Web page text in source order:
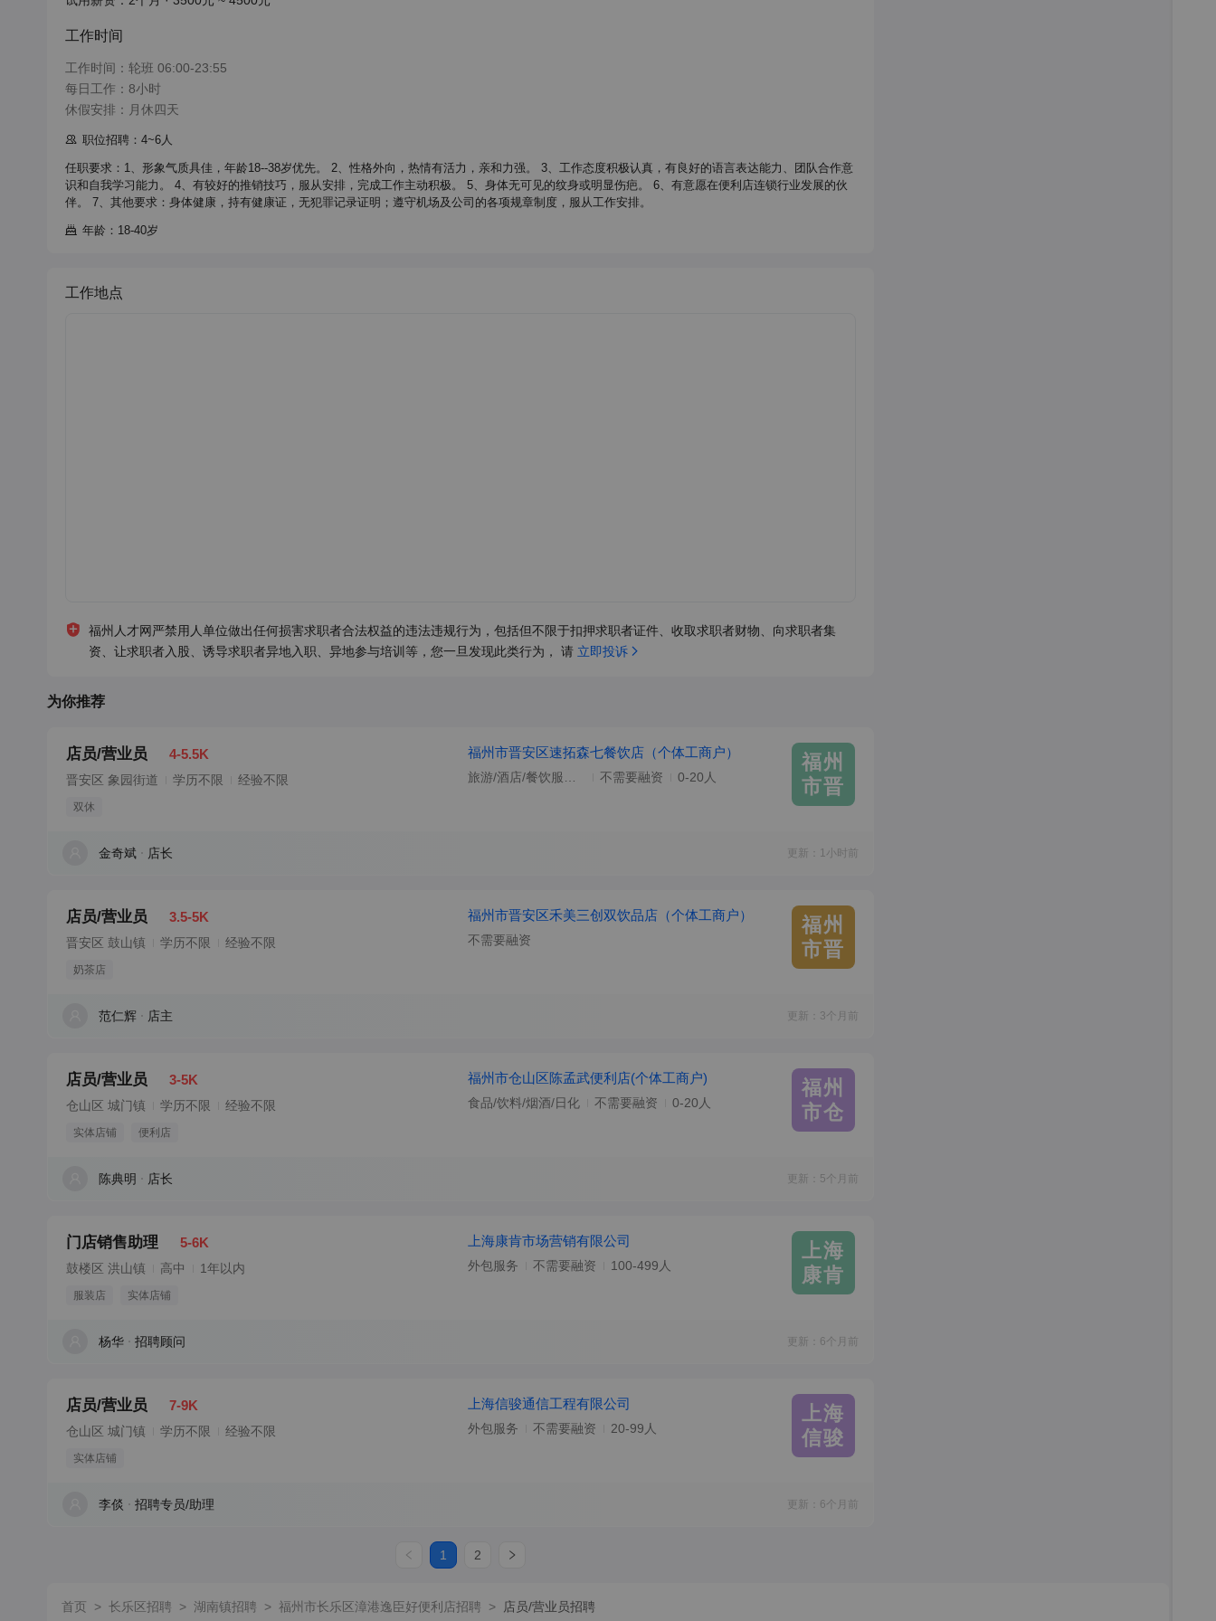
工作时间
工作时间：轮班 06:00-23:55
每日工作：8小时
休假安排：月休四天
职位招聘：4~6人
任职要求：1、形象气质具佳，年龄18--38岁优先。 2、性格外向，热情有活力，亲和力强。 3、工作态度积极认真，有良好的语言表达能力、团队合作意
识和自我学习能力。 4、有较好的推销技巧，服从安排，完成工作主动积极。 5、身体无可见的纹身或明显伤疤。 6、有意愿在便利店连锁行业发展的伙
伴。 7、其他要求：身体健康，持有健康证，无犯罪记录证明；遵守机场及公司的各项规章制度，服从工作安排。
年龄：18-40岁
工作地点
福州人才网严禁用人单位做出任何损害求职者合法权益的违法违规行为，包括但不限于扣押求职者证件、收取求职者财物、向求职者集
资、让求职者入股、诱导求职者异地入职、异地参与培训等，您一旦发现此类行为， 请 立即投诉
为你推荐
店员/营业员 4-5.5K
晋安区 象园街道 学历不限 经验不限
双休
福州市晋安区速拓森七餐饮店（个体工商户）
不需要融资 0-20人
福州
市晋
金奇斌 店长 更新：1小时前
店员/营业员 3.5-5K
晋安区 鼓山镇 学历不限 经验不限
奶茶店
福州市晋安区禾美三创双饮品店（个体工商户）
不需要融资
福州
市晋
范仁辉 店主 更新：3个月前
店员/营业员 3-5K
仓山区 城门镇 学历不限 经验不限
实体店铺 便利店
福州市仓山区陈孟武便利店(个体工商户)
食品/饮料/烟酒/日化 不需要融资 0-20人
福州
市仓
陈典明 店长 更新：5个月前
门店销售助理 5-6K
鼓楼区 洪山镇 高中 1年以内
服装店 实体店铺
上海康肯市场营销有限公司
外包服务 不需要融资 100-499人
上海
康肯
杨华 招聘顾问 更新：6个月前
店员/营业员 7-9K
仓山区 城门镇 学历不限 经验不限
实体店铺
上海信骏通信工程有限公司
外包服务 不需要融资 20-99人
上海
信骏
李倓 招聘专员/助理 更新：6个月前
1 2
首页 > 长乐区招聘 > 湖南镇招聘 > 福州市长乐区漳港逸臣好便利店招聘 > 店员/营业员招聘